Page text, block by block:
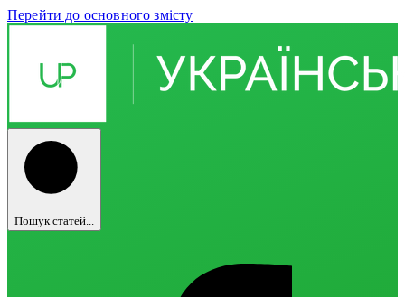
Перейти до основного змісту
Пошук статей...